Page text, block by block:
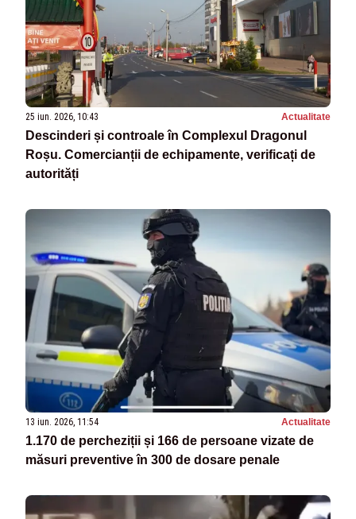
25 iun. 2026, 10:43 Actualitate
Descinderi și controale în Complexul Dragonul
Roșu. Comercianții de echipamente, verificați de
autorități
13 iun. 2026, 11:54 Actualitate
1.170 de percheziții și 166 de persoane vizate de
măsuri preventive în 300 de dosare penale